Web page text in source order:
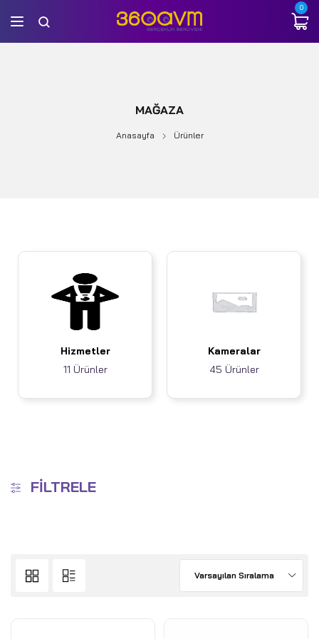
0
MAĞAZA
Anasayfa Ürünler
Hizmetler
11 Ürünler
Kameralar
45 Ürünler
FILTRELE
Varsayılan Sıralama